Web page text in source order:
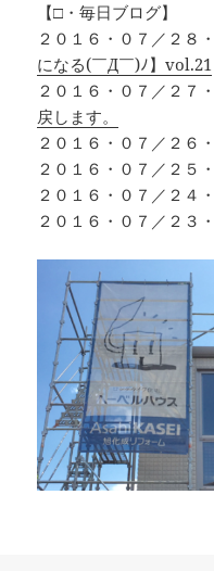
【□・毎日ブログ】
２０１６・０７／２８・
になる(￣Д￣)ﾉ】vol.21
２０１６・０７／２７・
戻します。
２０１６・０７／２６
２０１６・０７／２５
２０１６・０７／２４・
２０１６・０７／２３